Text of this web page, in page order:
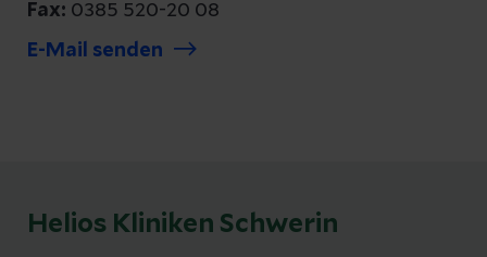
Fax: 0385 520-20 08
E-Mail senden
Helios Kliniken Schwerin